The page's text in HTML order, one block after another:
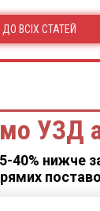
ДО ВСІХ СТАТЕЙ
УЗД
40% нижче